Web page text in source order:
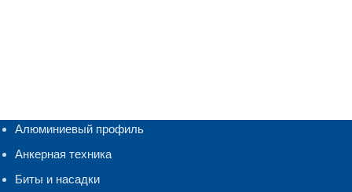
Алюминиевый профиль
Анкерная техника
Биты и насадки